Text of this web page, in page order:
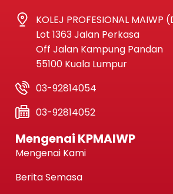
KOLEJ PROFESIONAL
Lot 1363 Jalan Perkasa
Off Jalan Kampung Pandan
55100 Kuala Lumpur
03-92814054
03-92814052
Mengenai KPMAIWP
Mengenai Kami
Berita Semasa